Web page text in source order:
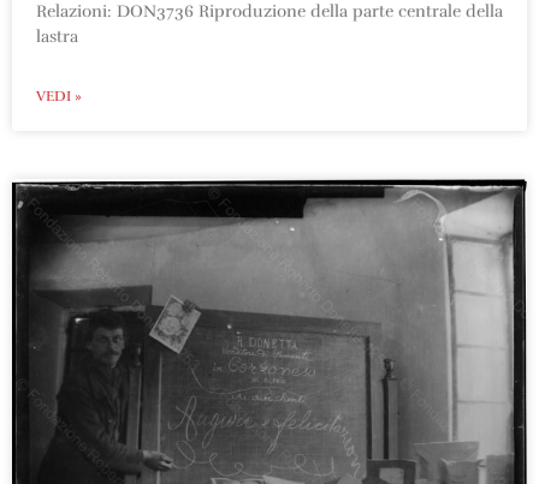
Relazioni: DON3736 Riproduzione della parte centrale della
lastra
VEDI »